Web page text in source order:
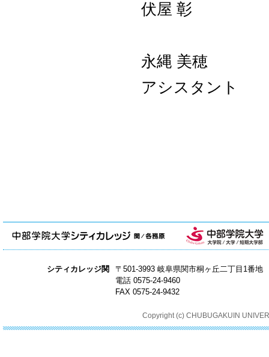
伏屋 彰
永縄 美穂
アシスタント
シティカレッジ関
〒501-3993 岐阜県関市桐ヶ丘二丁目1番地
電話 0575-24-9460
FAX 0575-24-9432
Copyright (c) CHUBUGAKUIN